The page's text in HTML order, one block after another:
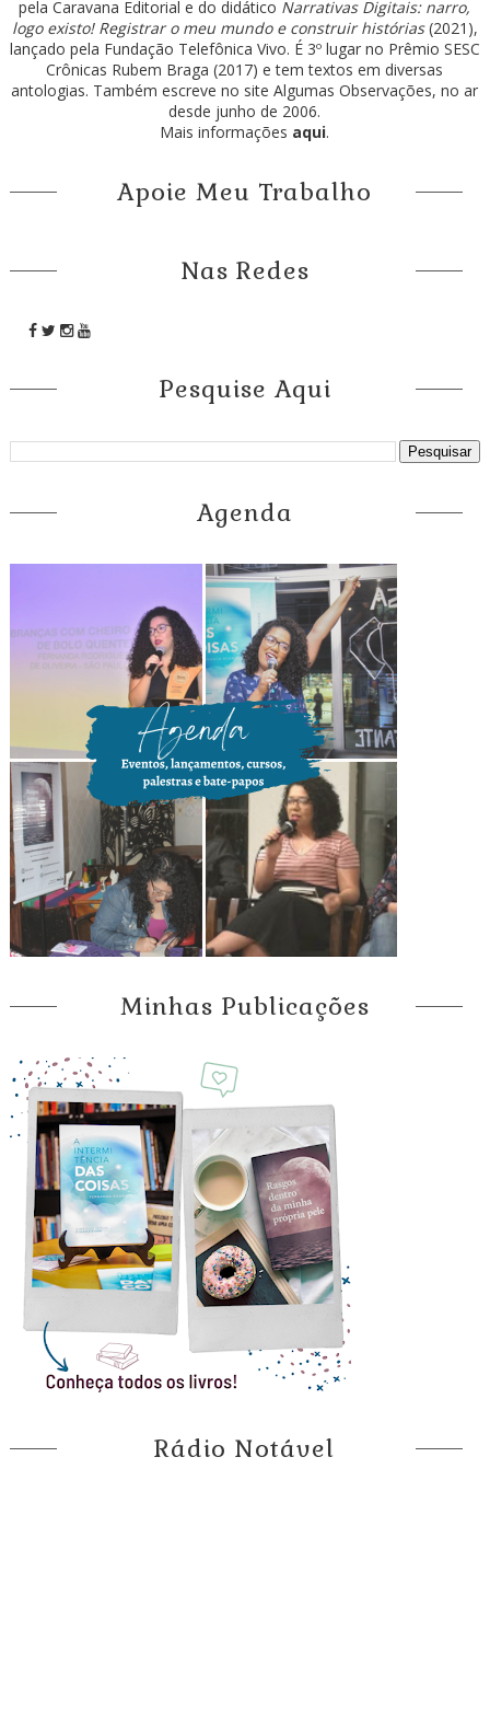
pela Caravana Editorial e do didático Narrativas Digitais: narro,
logo existo! Registrar o meu mundo e construir histórias(2021),
lançado pela Fundação Telefônica Vivo. É 3º lugar no Prêmio SESC
Crônicas Rubem Braga (2017) e tem textos em diversas
antologias. Também escreve no site Algumas Observações, no ar
desde junho de 2006.
Mais informações aqui.
Apoie Meu Trabalho
Nas Redes
Pesquise Aqui
Agenda
Minhas Publicações
Rádio Notável